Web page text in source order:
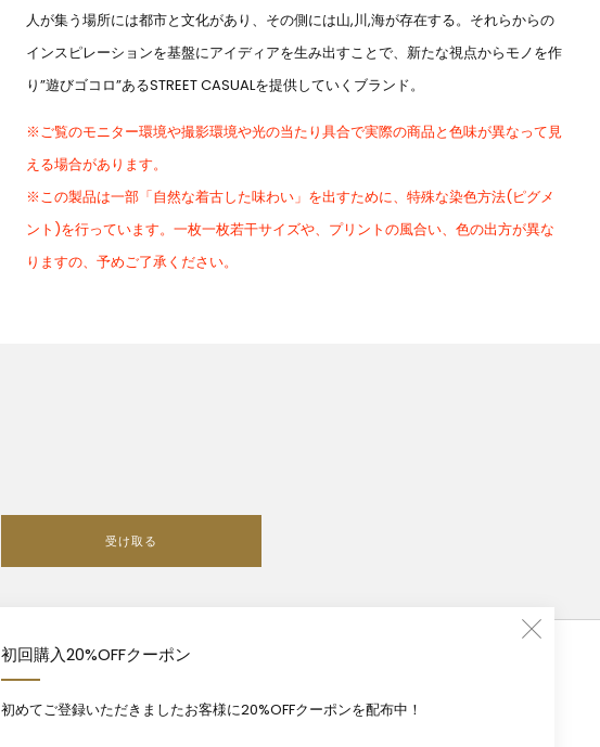
初回購入20%OFFクーポン
初めてご登録いただきましたお客様に20%OFFクーポンを配布中！
人が集う場所には都市と文化があり、その側には山,川,海が存在する。それらからの
インスピレーションを基盤にアイディアを生み出すことで、新たな視点からモノを作
り”遊びゴコロ”あるSTREET CASUALを提供していくブランド。
※ご覧のモニター環境や撮影環境や光の当たり具合で実際の商品と色味が異なって見
える場合があります。
※この製品は一部「自然な着古した味わい」を出すために、特殊な染色方法(ピグメ
ント)を行っています。一枚一枚若干サイズや、プリントの風合い、色の出方が異な
りますの、予めご了承ください。
受け取る